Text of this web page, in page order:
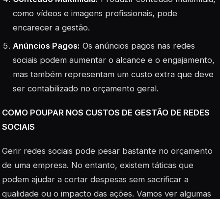
como vídeos e imagens profissionais, pode
encarecer a gestão.
Anúncios Pagos: Os anúncios pagos nas redes
sociais podem aumentar o alcance e o engajamento,
mas também representam um custo extra que deve
ser contabilizado no orçamento geral.
COMO POUPAR NOS CUSTOS DE GESTÃO DE REDES
SOCIAIS
Gerir redes sociais pode pesar bastante no orçamento
de uma empresa. No entanto, existem táticas que
podem ajudar a cortar despesas sem sacrificar a
qualidade ou o impacto das ações. Vamos ver algumas